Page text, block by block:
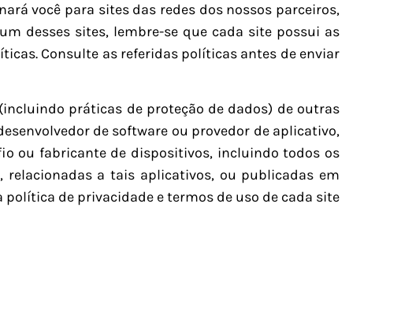
você para sites das redes dos nossos parceiros,
desses sites, lembre-se que cada site possui as
Consulte as referidas políticas antes de enviar
práticas de proteção de dados) de outras
de software ou provedor de aplicativo,
ou fabricante de dispositivos, incluindo todos os
relacionadas a tais aplicativos, ou publicadas em
de privacidade e termos de uso de cada site